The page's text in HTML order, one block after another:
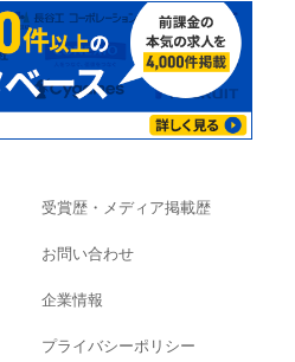
受賞歴・メディア掲載歴
お問い合わせ
企業情報
プライバシーポリシー